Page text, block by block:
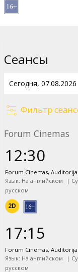
Дистрибьютор:
Сайты:
Сеансы
Фильтр
Forum Cinemas
12:30
Forum Cinemas, Auditorija
Язык: На английском
|
русском
2D
17:15
Forum Cinemas, Auditorija
Язык: На английском |
русском